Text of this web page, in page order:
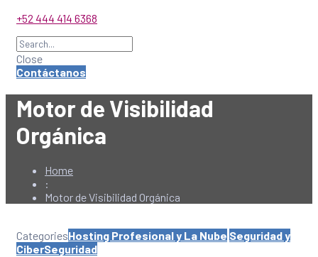
+52 444 414 6368
Close
Contáctanos
Motor de Visibilidad
Orgánica
Home
:
Motor de Visibilidad Orgánica
CategoriesHosting Profesional y La Nube Seguridad y
CiberSeguridad